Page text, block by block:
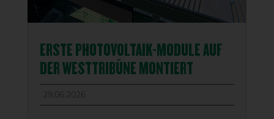
ERSTE PHOTOVOLTAIK-MODULE AUF
DER WESTTRIBÜNE MONTIERT
29.06.2026